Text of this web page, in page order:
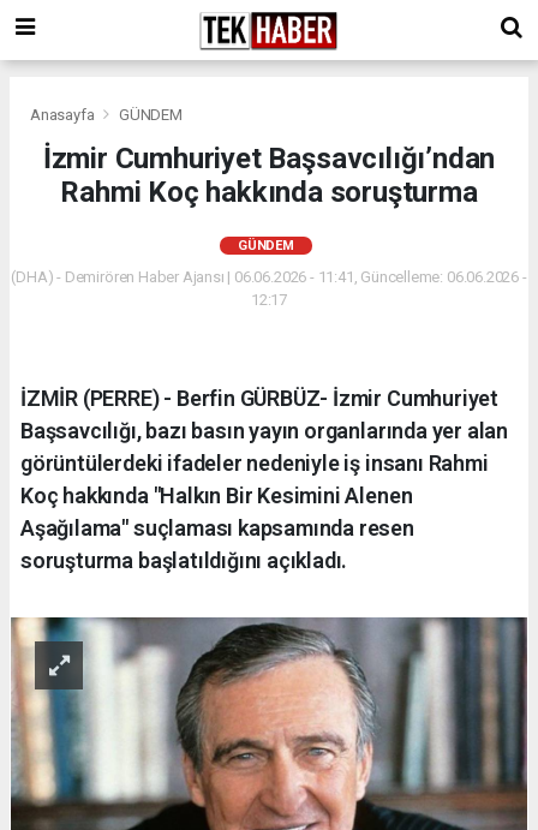
Anasayfa GÜNDEM
İzmir Cumhuriyet Başsavcılığı’ndan
Rahmi Koç hakkında soruşturma
GÜNDEM
(DHA) - Demirören Haber Ajansı | 06.06.2026 - 11:41, Güncelleme: 06.06.2026 -
12:17
İZMİR (PERRE) - Berfin GÜRBÜZ- İzmir Cumhuriyet
Başsavcılığı, bazı basın yayın organlarında yer alan
görüntülerdeki ifadeler nedeniyle iş insanı Rahmi
Koç hakkında "Halkın Bir Kesimini Alenen
Aşağılama" suçlaması kapsamında resen
soruşturma başlatıldığını açıkladı.